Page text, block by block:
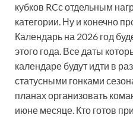
кубков RCс отдельным
категории. Ну и конечно
Календарь на 2026 год
этого года. Все даты
календаре будут идти в
статусными гонками
планах организовать
июне месяце. Кто готов